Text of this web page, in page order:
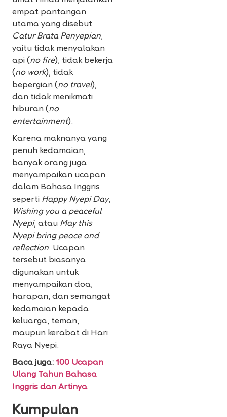
empat pantangan
utama yang disebut
Catur Brata Penyepian,
yaitu tidak menyalakan
api (no fire), tidak bekerja
(no work), tidak
bepergian (no travel),
dan tidak menikmati
hiburan (no
entertainment).
Karena maknanya yang
penuh kedamaian,
banyak orang juga
menyampaikan ucapan
dalam Bahasa Inggris
seperti Happy Nyepi Day,
Wishing you a peaceful
Nyepi, atau May this
Nyepi bring peace and
reflection. Ucapan
tersebut biasanya
digunakan untuk
menyampaikan doa,
harapan, dan semangat
kedamaian kepada
keluarga, teman,
maupun kerabat di Hari
Raya Nyepi.
Baca juga: 100 Ucapan
Ulang Tahun Bahasa
Inggris dan Artinya
Kumpulan